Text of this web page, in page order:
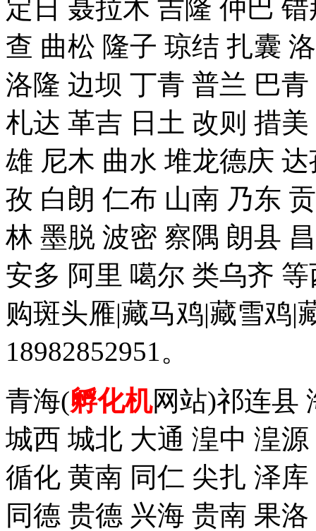
定日 聂拉木 吉隆 仲巴
查 曲松 隆子 琼结 扎囊
洛隆 边坝 丁青 普兰 巴
札达 革吉 日土 改则 措
雄 尼木 曲水 堆龙德庆
孜 白朗 仁布 山南 乃东
林 墨脱 波密 察隅 朗县
安多 阿里 噶尔 类乌齐
购斑头雁|藏马鸡|藏雪鸡|
18982852951。
青海(孵化机网站)祁连县
城西 城北 大通 湟中 湟
循化 黄南 同仁 尖扎 泽
同德 贵德 兴海 贵南 果